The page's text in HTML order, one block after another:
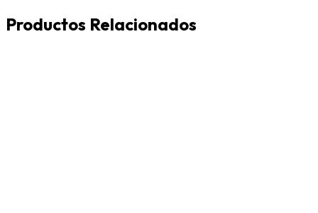
Productos Relacionados